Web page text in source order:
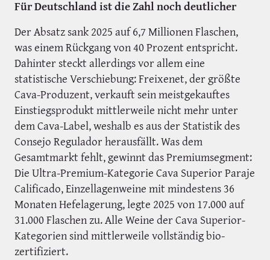
Für Deutschland ist die Zahl noch deutlicher
Der Absatz sank 2025 auf 6,7 Millionen Flaschen,
was einem Rückgang von 40 Prozent entspricht.
Dahinter steckt allerdings vor allem eine
statistische Verschiebung: Freixenet, der größte
Cava-Produzent, verkauft sein meistgekauftes
Einstiegsprodukt mittlerweile nicht mehr unter
dem Cava-Label, weshalb es aus der Statistik des
Consejo Regulador herausfällt. Was dem
Gesamtmarkt fehlt, gewinnt das Premiumsegment:
Die Ultra-Premium-Kategorie Cava Superior Paraje
Calificado, Einzellagenweine mit mindestens 36
Monaten Hefelagerung, legte 2025 von 17.000 auf
31.000 Flaschen zu. Alle Weine der Cava Superior-
Kategorien sind mittlerweile vollständig bio-
zertifiziert.